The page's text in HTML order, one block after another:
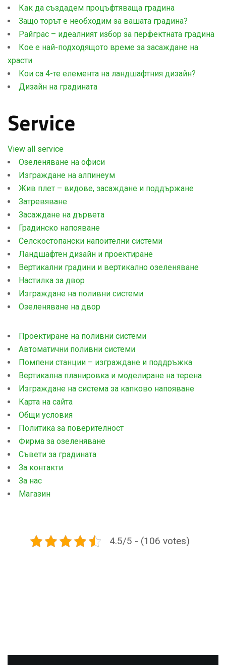
Как да създадем процъфтяваща градина
Защо торът е необходим за вашата градина?
Райграс – идеалният избор за перфектната градина
Кое е най-подходящото време за засаждане на
храсти
Кои са 4-те елемента на ландшафтния дизайн?
Дизайн на градината
Service
View all service
Озеленяване на офиси
Изграждане на алпинеум
Жив плет – видове, засаждане и поддържане
Затревяване
Засаждане на дървета
Градинско напояване
Селскостопански напоителни системи
Ландшафтен дизайн и проектиране
Вертикални градини и вертикално озеленяване
Настилка за двор
Изграждане на поливни системи
Озеленяване на двор
Проектиране на поливни системи
Автоматични поливни системи
Помпени станции – изграждане и поддръжка
Вертикална планировка и моделиране на терена
Изграждане на система за капково напояване
Карта на сайта
Общи условия
Политика за поверителност
Фирма за озеленяване
Съвети за градината
За контакти
За нас
Магазин
4.5/5 - (106 votes)